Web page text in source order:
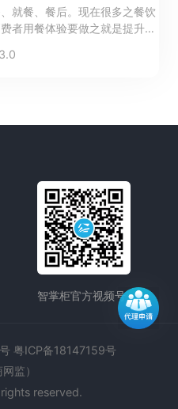
就餐、餐后。现在很多之餐饮
者用餐体验要做之就是提升餐
智掌柜官方视频号
粤ICP备18147159号
监）
reserved.